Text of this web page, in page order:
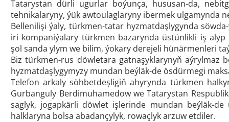
Tatarystan dürli ugurlar boýunça, hususan-da,
tehnikalaryny, ýük awtoulaglaryny ibermek ulgamynda
Bellenilişi ýaly, türkmen-tatar hyzmatdaşlygynda
iri kompaniýalary türkmen bazarynda üstünlikli iş
şol sanda ylym we bilim, ýokary derejeli hünärmenleri
Biz türkmen-rus döwletara gatnaşyklarynyň aýrylmaz
hyzmatdaşlygymyzy mundan beýläk-de ösdürmegi
Telefon arkaly söhbetdeşligiň ahyrynda türkmen
Gurbanguly Berdimuhamedow we Tatarystan
saglyk, jogapkärli döwlet işlerinde mundan beýläk-
halklaryna bolsa abadançylyk, rowaçlyk arzuw etdiler.